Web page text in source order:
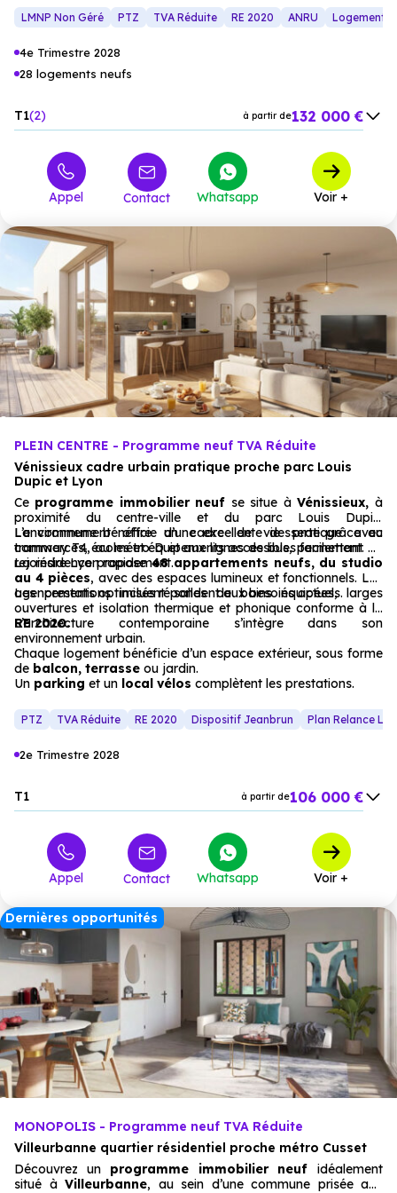
LMNP Non Géré PTZ TVA Réduite RE 2020 ANRU Logement
4e Trimestre 2028
28 logements neufs
T1 2 à partir de132 000 €
à partir de 228 000 €
à partir de 292 000 €
Appel Contact Whatsapp Voir +
PLEIN CENTRE - Programme neuf TVA Réduite
Vénissieux cadre urbain pratique proche parc Louis
Dupic et Lyon
Ce programme immobilier neuf se situe à Vénissieux, à
proximité du centre-ville et du parc Louis Dupic.
L’environnement offre un cadre de vie pratique avec
commerces, écoles et équipements accessibles facilement.
La commune bénéficie d’une excellente desserte grâce au
tramway T4, au métro D et aux lignes de bus, permettant de
rejoindre Lyon rapidement.
La résidence propose48 appartements neufs, du studio
au 4 pièces, avec des espaces lumineux et fonctionnels. Les
agencements optimisés répondent aux besoins actuels.
Les prestations incluent salles de bains équipées, larges
ouvertures et isolation thermique et phonique conforme à la
RE 2020.
L’architecture contemporaine s’intègre dans son
environnement urbain.
Chaque logement bénéficie d’un espace extérieur, sous forme
de balcon, terrasse ou jardin.
Un parking et un local vélos complètent les prestations.
PTZ TVA Réduite RE 2020 Dispositif Jeanbrun Plan Relance
2e Trimestre 2028
T1 à partir de106 000 €
à partir de 224 000 €
à partir de 305 000 €
Appel Contact Whatsapp Voir +
Dernières opportunités
MONOPOLIS - Programme neuf TVA Réduite
Villeurbanne quartier résidentiel proche métro Cusset
Découvrez un programme immobilier neuf idéalement
situé à Villeurbanne, au sein d’une commune prisée aux